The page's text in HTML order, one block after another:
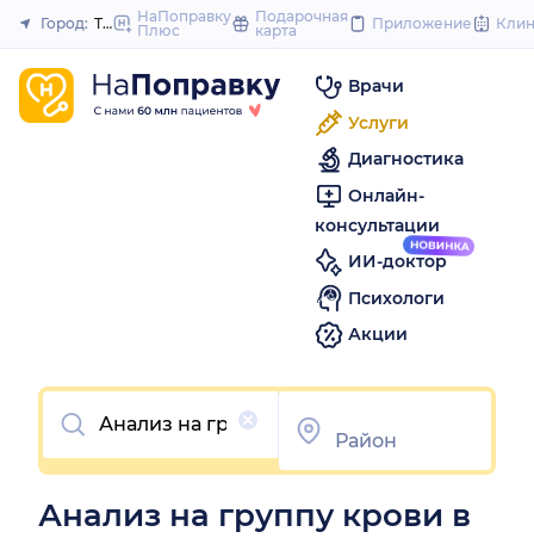
to
Закрыть
Город: ТамбовНаПоправку
Плюс
Подарочная
карта
Приложение
Врачи
Услуги
Диагностика
Онлайн-
консультации
ИИ-доктор
Психологи
Акции
Очистить
Анализ на группу крови в